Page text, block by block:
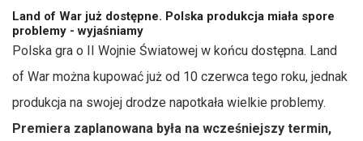
Land of War już dostępne. Polska produkcja miała spore
problemy - wyjaśniamy
Polska gra o II Wojnie Światowej w końcu dostępna. Land
of War można kupować już od 10 czerwca tego roku, jednak
produkcja na swojej drodze napotkała wielkie problemy.
Premiera zaplanowana była na wcześniejszy termin,